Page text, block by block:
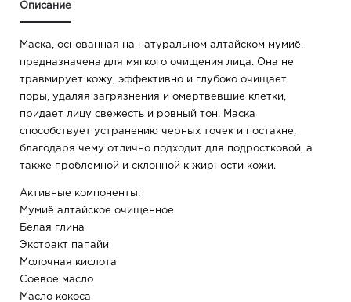
Описание
Маска, основанная на натуральном алтайском мумиё,
предназначена для мягкого очищения лица. Она не
травмирует кожу, эффективно и глубоко очищает
поры, удаляя загрязнения и омертвевшие клетки,
придает лицу свежесть и ровный тон. Маска
способствует устранению черных точек и постакне,
благодаря чему отлично подходит для подростковой, а
также проблемной и склонной к жирности кожи.
Активные компоненты:
Мумиё алтайское очищенное
Белая глина
Экстракт папайи
Молочная кислота
Соевое масло
Масло кокоса